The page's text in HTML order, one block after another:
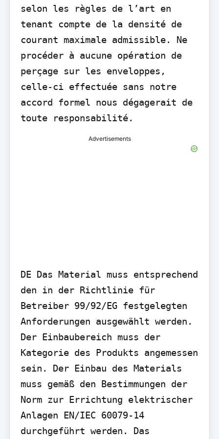
selon les règles de l’art en
tenant compte de la densité de
courant maximale admissible. Ne
procéder à aucune opération de
perçage sur les enveloppes,
celle-ci effectuée sans notre
accord formel nous dégagerait de
toute responsabilité.
Advertisements
DE Das Material muss entsprechend
den in der Richtlinie für
Betreiber 99/92/EG festgelegten
Anforderungen ausgewählt werden.
Der Einbaubereich muss der
Kategorie des Produkts angemessen
sein. Der Einbau des Materials
muss gemäß den Bestimmungen der
Norm zur Errichtung elektrischer
Anlagen EN/IEC 60079-14
durchgeführt werden. Das